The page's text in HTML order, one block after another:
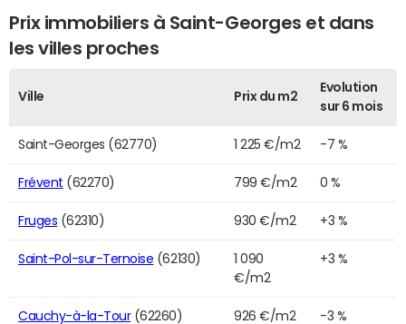
Prix immobiliers à Saint-Georges et dans
les villes proches
Ville Prix du m2
Evolution
sur 6 mois
Saint-Georges (62770) 1 225 €/m2 -7 %
Frévent (62270) 799 €/m2 0 %
Fruges (62310) 930 €/m2 +3 %
Saint-Pol-sur-Ternoise (62130)
1 090
€/m2
+3 %
Cauchy-à-la-Tour(62260) 926 €/m2 -3 %